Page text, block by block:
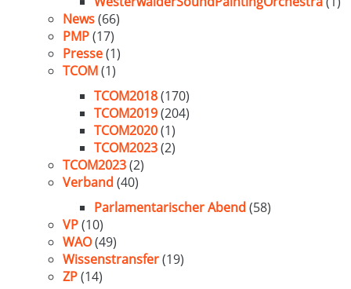
News(66)
PMP(17)
Presse(1)
TCOM(1)
TCOM2018(170)
TCOM2019(204)
TCOM2020(1)
TCOM2023(2)
TCOM2023(2)
Verband (40)
Parlamentarischer Abend (58)
VP(10)
WAO(49)
Wissenstransfer(19)
ZP(14)